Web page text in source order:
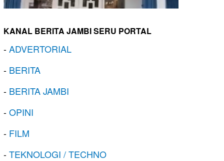
KANAL BERITA JAMBI SERU PORTAL
-ADVERTORIAL
- BERITA
- BERITA JAMBI
-OPINI
- FILM
-TEKNOLOGI / TECHNO